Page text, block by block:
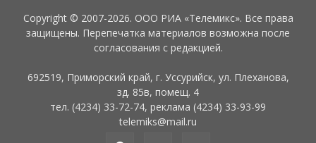
Copyright © 2007-2026. ООО РИА «Телемикс». Все права
защищены. Перепечатка материалов возможна после
согласования с редакцией.
692519, Приморский край, г. Уссурийск, ул. Плеханова,
зд. 85в, помещ. 4
тел. (4234) 33-72-74, реклама (4234) 33-93-99
telemiks@mail.ru